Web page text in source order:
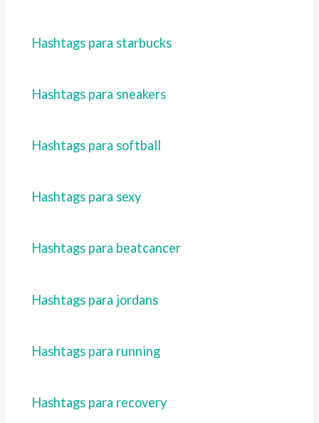
Hashtags para starbucks
Hashtags para sneakers
Hashtags para softball
Hashtags para sexy
Hashtags para beatcancer
Hashtags para jordans
Hashtags para running
Hashtags para recovery